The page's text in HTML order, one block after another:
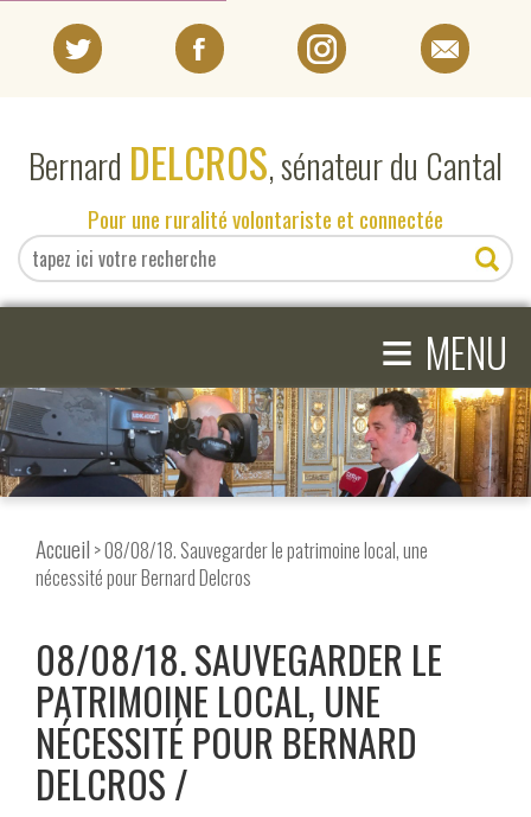
Bernard DELCROS, sénateur du Cantal
Pour une ruralité volontariste et connectée
≡ MENU
EN DIRECT DU SÉNAT
EN DIRECT DU CANTAL
COMPRENDRE LE SÉNAT
Accueil > 08/08/18. Sauvegarder le patrimoine local, une
nécessité pour Bernard Delcros
08/08/18. SAUVEGARDER LE
PATRIMOINE LOCAL, UNE
NÉCESSITÉ POUR BERNARD
DELCROS